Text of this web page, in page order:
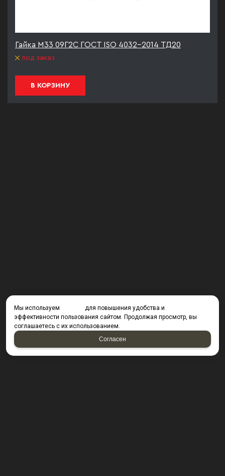
Гайка М33 09Г2С ГОСТ ISO 4032-2014 ТД20
под заказ
В КОРЗИНУ
Мы используем
для повышения удобства и
эффективности пользования сайтом. Продолжая просмотр, вы
соглашаетесь с их использованием.
Согласен